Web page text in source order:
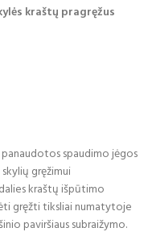
kraštų pragręžus
spaudimo jėgos
gręžimui
kraštų išpūtimo
gręžti tiksliai numatytoje
paviršiaus subraižymo.